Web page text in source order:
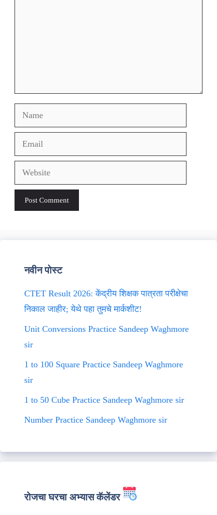
Name
Email
Website
नवीन पोस्ट
CTET Result 2026: केंद्रीय शिक्षक पात्रता परीक्षेचा
निकाल जाहीर; येथे पहा तुमचे मार्कशीट!
Unit Conversions Practice Sandeep Waghmore
sir
1 to 100 Square Practice Sandeep Waghmore
sir
1 to 50 Cube Practice Sandeep Waghmore sir
Number Practice Sandeep Waghmore sir
रोजचा घरचा अभ्यास कॅलेंडर